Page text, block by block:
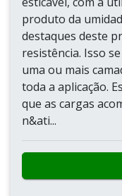
produto da
destaques deste
resistência. Isso
uma ou mais
toda a aplicação.
que as cargas
n&ati...